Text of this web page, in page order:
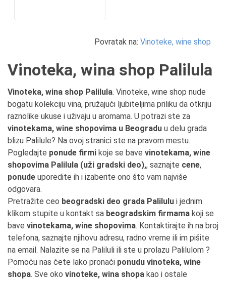
Povratak na: Vinoteke, wine shop
Vinoteka, wina shop Palilula
Vinoteka, wina shop Palilula. Vinoteke, wine shop nude
bogatu kolekciju vina, pružajući ljubiteljima priliku da otkriju
raznolike ukuse i uživaju u aromama. U potrazi ste za
vinotekama, wine shopovima u Beogradu u delu grada
blizu Palilule? Na ovoj stranici ste na pravom mestu.
Pogledajte ponude firmi koje se bave vinotekama, wine
shopovima Palilula (uži gradski deo),, saznajte cene,
ponude uporedite ih i izaberite ono što vam najviše
odgovara.
Pretražite ceo beogradski deo grada Palilulu i jednim
klikom stupite u kontakt sa beogradskim firmama koji se
bave vinotekama, wine shopovima. Kontaktirajte ih na broj
telefona, saznajte njihovu adresu, radno vreme ili im pišite
na email. Nalazite se na Paliluli ili ste u prolazu Palilulom ?
Pomoću nas ćete lako pronaći ponudu vinoteka, wine
shopa. Sve oko vinoteke, wina shopa kao i ostale